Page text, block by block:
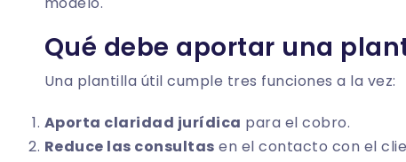
Qué debe aportar una
Una plantilla útil cumple tres funciones a la vez:
Aporta claridad jurídica para el cobro.
Reduce las consultas en el contacto con el